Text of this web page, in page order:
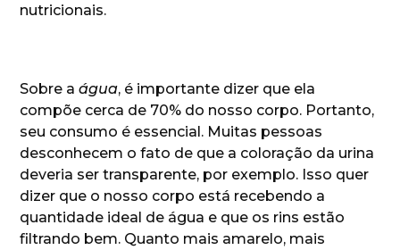
nutricionais.
Sobre aágua, é importante dizer que ela
compõe cerca de 70% do nosso corpo. Portanto,
seu consumo é essencial. Muitas pessoas
desconhecem o fato de que a coloração da urina
deveria ser transparente, por exemplo. Isso quer
dizer que o nosso corpo está recebendo a
quantidade ideal de água e que os rins estão
filtrando bem. Quanto mais amarelo, mais